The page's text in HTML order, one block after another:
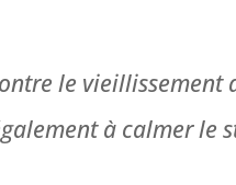
le vieillissement
à calmer le